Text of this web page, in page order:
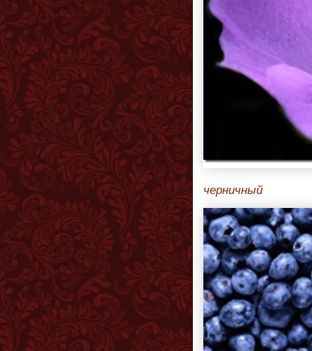
черничный